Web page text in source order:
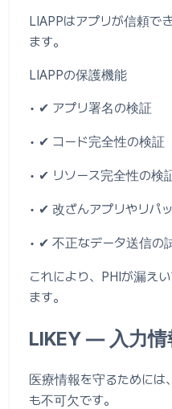
LIAPPはアプリが信頼で
ます。
LIAPPの保護機能
• ✔ アプリ署名の検証
• ✔ コード完全性の検証
• ✔ リソース完全性の検
• ✔ 改ざんアプリやリパ
• ✔ 不正なデータ送信の
これにより、PHIが漏え
ます。
LIKEY ― 入力情
医療情報を守るためには
も不可欠です。